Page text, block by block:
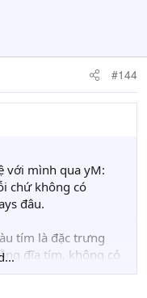
#144
với mình qua yM:
chứ không có
đâu.
tím là đặc trưng
đĩa tím, không có
ai cũng ghi đĩa